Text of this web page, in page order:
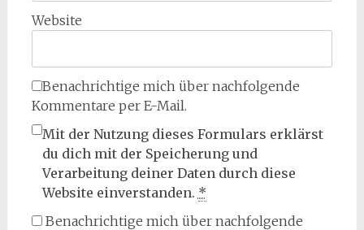
Website
Benachrichtige mich über nachfolgende
Kommentare per E-Mail.
Mit der Nutzung dieses Formulars erklärst
du dich mit der Speicherung und
Verarbeitung deiner Daten durch diese
Website einverstanden. *
Benachrichtige mich über nachfolgende